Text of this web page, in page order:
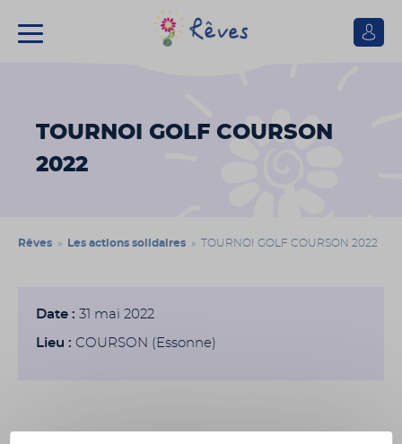
Se
TOURNOI GOLF COURSON
2022
Rêves » Les actions solidaires » TOURNOI GOLF COURSON 2022
Date : 31 mai 2022
Lieu : COURSON (Essonne)